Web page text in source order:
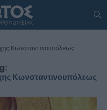
Κωνσταντινουπόλεως
Κωνσταντινουπόλεως